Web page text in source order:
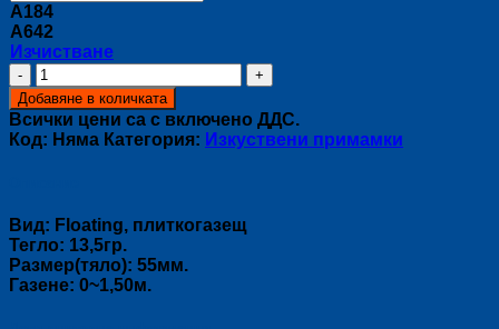
A184
A642
Изчистване
количество
за
KISHI
ELIT
PRO:
Добавяне в количката
Всички цени са с включено ДДС.
Код: Няма Категория: Изкуствени примамки
Вид: Floating, плиткогазещ
Тегло: 13,5гр.
Размер(тяло): 55мм.
Газене: 0~1,50м.